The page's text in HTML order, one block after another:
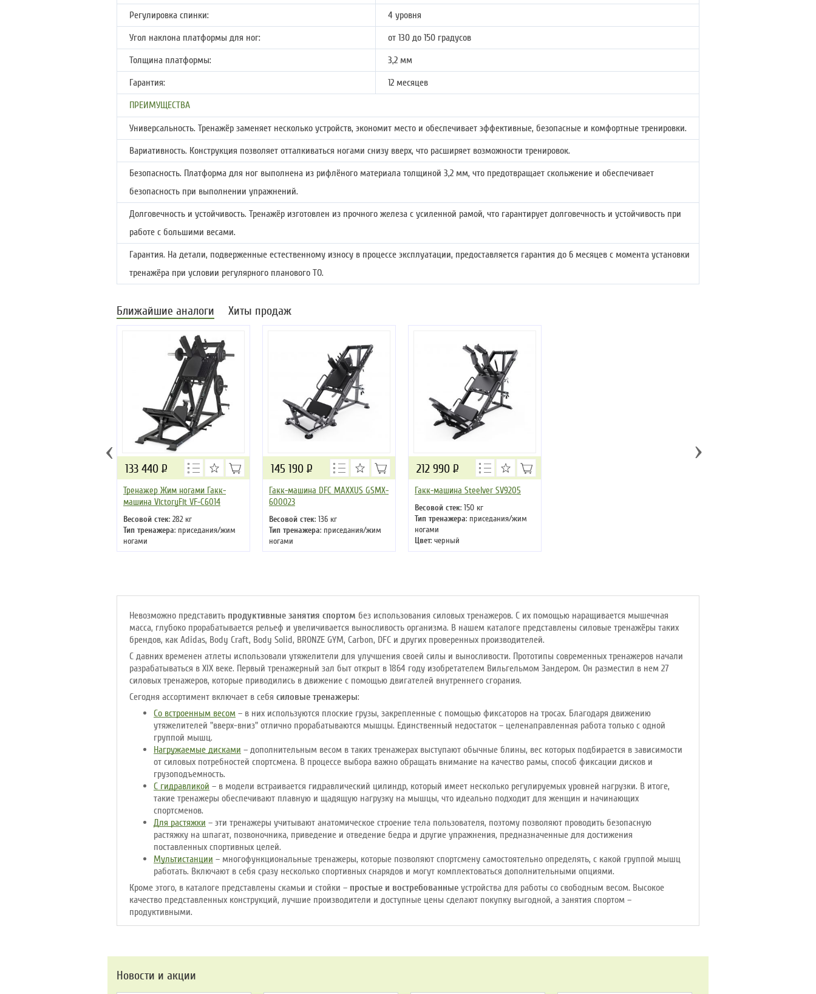
Регулировка спинки:
4 уровня
Угол наклона платформы для ног:
от 130 до 150 градусов
Толщина платформы:
3,2 мм
Гарантия:
12 месяцев
ПРЕИМУЩЕСТВА
Универсальность. Тренажёр заменяет несколько устройств, экономит место и обеспечивает эффективные, безопасные и комфортные тренировки.
Вариативность. Конструкция позволяет отталкиваться ногами снизу вверх, что расширяет возможности тренировок.
Безопасность. Платформа для ног выполнена из рифлёного материала толщиной 3,2 мм, что предотвращает скольжение и обеспечивает
безопасность при выполнении упражнений.
Долговечность и устойчивость. Тренажёр изготовлен из прочного железа с усиленной рамой, что гарантирует долговечность и устойчивость при
работе с большими весами.
Гарантия. На детали, подверженные естественному износу в процессе эксплуатации, предоставляется гарантия до 6 месяцев с момента установки
тренажёра при условии регулярного планового ТО.
Ближайшие аналоги Хиты продаж
Тренажер Жим ногами Гакк-
машина VictoryFit VF-C6014
Весовой стек: 282 кг
Тип тренажера: приседания/жим
ногами
Цвет: черный
133 440 Р
Гакк-машина DFC MAXXUS GSMX-
600023
Весовой стек: 136 кг
Тип тренажера: приседания/жим
ногами
Цвет: черный
145 190 Р
Гакк-машина Steelver SV9205
Весовой стек: 150 кг
Тип тренажера: приседания/жим
ногами
Цвет: черный
212 990 Р
‹ ›
Невозможно представить продуктивные занятия спортом без использования силовых тренажеров. С их помощью наращивается мышечная
масса, глубоко прорабатывается рельеф и увеличивается выносливость организма. В нашем каталоге представлены силовые тренажёры таких
брендов, как Adidas, Body Craft, Body Solid, BRONZE GYM, Carbon, DFC и других проверенных производителей.
С давних временен атлеты использовали утяжелители для улучшения своей силы и выносливости. Прототипы современных тренажеров начали
разрабатываться в XIX веке. Первый тренажерный зал быт открыт в 1864 году изобретателем Вильгельмом Зандером. Он разместил в нем 27
силовых тренажеров, которые приводились в движение с помощью двигателей внутреннего сгорания.
Сегодня ассортимент включает в себя силовые тренажеры:
Со встроенным весом – в них используются плоские грузы, закрепленные с помощью фиксаторов на тросах. Благодаря движению
утяжелителей "вверх-вниз" отлично прорабатываются мышцы. Единственный недостаток – целенаправленная работа только с одной
группой мышц.
Нагружаемые дисками – дополнительным весом в таких тренажерах выступают обычные блины, вес которых подбирается в зависимости
от силовых потребностей спортсмена. В процессе выбора важно обращать внимание на качество рамы, способ фиксации дисков и
грузоподъемность.
С гидравликой – в модели встраивается гидравлический цилиндр, который имеет несколько регулируемых уровней нагрузки. В итоге,
такие тренажеры обеспечивают плавную и щадящую нагрузку на мышцы, что идеально подходит для женщин и начинающих
спортсменов.
Для растяжки – эти тренажеры учитывают анатомическое строение тела пользователя, поэтому позволяют проводить безопасную
растяжку на шпагат, позвоночника, приведение и отведение бедра и другие упражнения, предназначенные для достижения
поставленных спортивных целей.
Мультистанции – многофункциональные тренажеры, которые позволяют спортсмену самостоятельно определять, с какой группой мышц
работать. Включают в себя сразу несколько спортивных снарядов и могут комплектоваться дополнительными опциями.
Кроме этого, в каталоге представлены скамьи и стойки – простые и востребованные устройства для работы со свободным весом. Высокое
качество представленных конструкций, лучшие производители и доступные цены сделают покупку выгодной, а занятия спортом –
продуктивными.
Новости и акции